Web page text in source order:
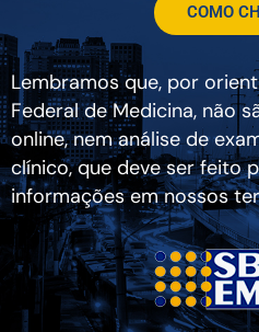
COMO
Lembramos que, por
Federal de Medicina, não
online, nem análise de
clínico, que deve ser feito
informações em nossos